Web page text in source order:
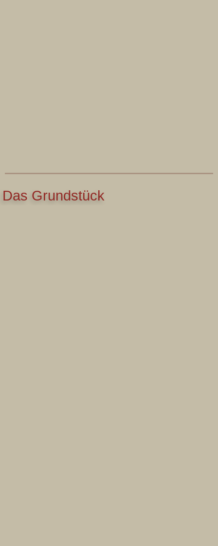
Das Grundstück